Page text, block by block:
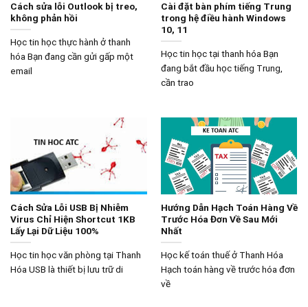
Cách sửa lỗi Outlook bị treo,
không phản hồi
Học tin học thực hành ở thanh
hóa Bạn đang cần gửi gấp một
email
Cài đặt bàn phím tiếng Trung
trong hệ điều hành Windows
10, 11
Học tin học tại thanh hóa Bạn
đang bắt đầu học tiếng Trung,
cần trao
Cách Sửa Lỗi USB Bị Nhiễm
Virus Chỉ Hiện Shortcut 1KB
Lấy Lại Dữ Liệu 100%
Học tin học văn phòng tại Thanh
Hóa USB là thiết bị lưu trữ di
Hướng Dẫn Hạch Toán Hàng Về
Trước Hóa Đơn Về Sau Mới
Nhất
Học kế toán thuế ở Thanh Hóa
Hạch toán hàng về trước hóa đơn
về